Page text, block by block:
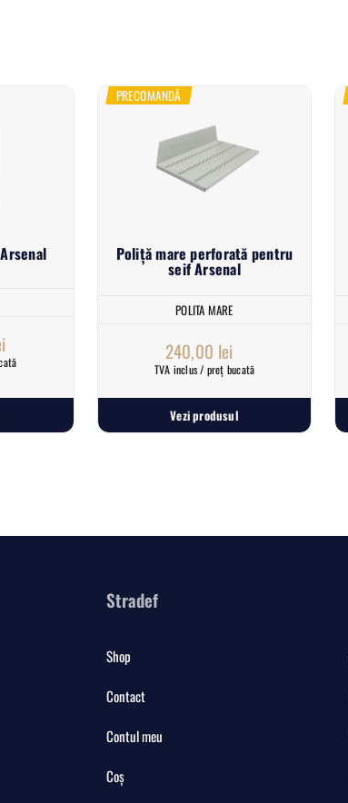
Poliță mare perforată pentru
seif Arsenal
POLITA MARE
240,00 lei
PRECOMANDĂ
TVA inclus / preț bucată
Vezi produsul
Stradef
Shop
Contact
Contul meu
Coș